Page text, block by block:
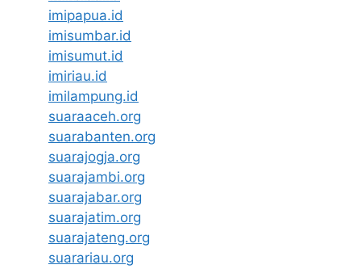
imipapua.id
imisumbar.id
imisumut.id
imiriau.id
imilampung.id
suaraaceh.org
suarabanten.org
suarajogja.org
suarajambi.org
suarajabar.org
suarajatim.org
suarajateng.org
suarariau.org